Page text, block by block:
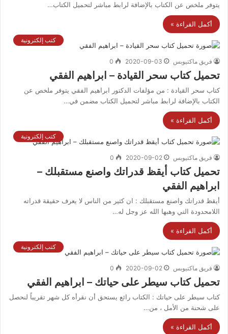
يتوفر ملخص عن الكتاب بالإضافة لرابط مباشر لتحميل الكتاب…
أكمل القراءة »
كتب إلكترونية
فريق ماكتيوبس 2020-09-03
0
تحميل كتاب سحر القيادة – ابراهيم الفقي
كتاب سحر القيادة : من مؤلفات الدكتور ابراهيم الفقي يتوفر ملخص عن
الكتاب بالإضافة لرابط مباشر لتحميل الكتاب مضمن في…
أكمل القراءة »
كتب إلكترونية
فريق ماكتيوبس 2020-09-02
0
تحميل كتاب أيقظ قدراتك واصنع مستقبلك –
ابراهيم الفقي
أيقظ قدراتك واصنع مستقبلك : ان كثير من الناس لا يعرف حقيقة قدراته
اللامحدودة التي وهبها الله عز وجل له…
أكمل القراءة »
كتب إلكترونية
فريق ماكتيوبس 2020-09-02
0
تحميل كتاب سيطر على حياتك – ابراهيم الفقي
كتاب سيطر على حياتك : الكتاب رائع يستحق أن نقرأه كل شهر تقريباً لنحصل
على شحنة من الأمل ، من…
أكمل القراءة »